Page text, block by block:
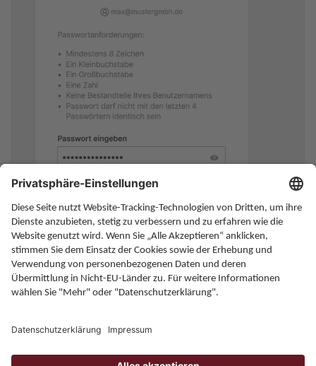
Allgemeine Bedingungen
Onlineportal